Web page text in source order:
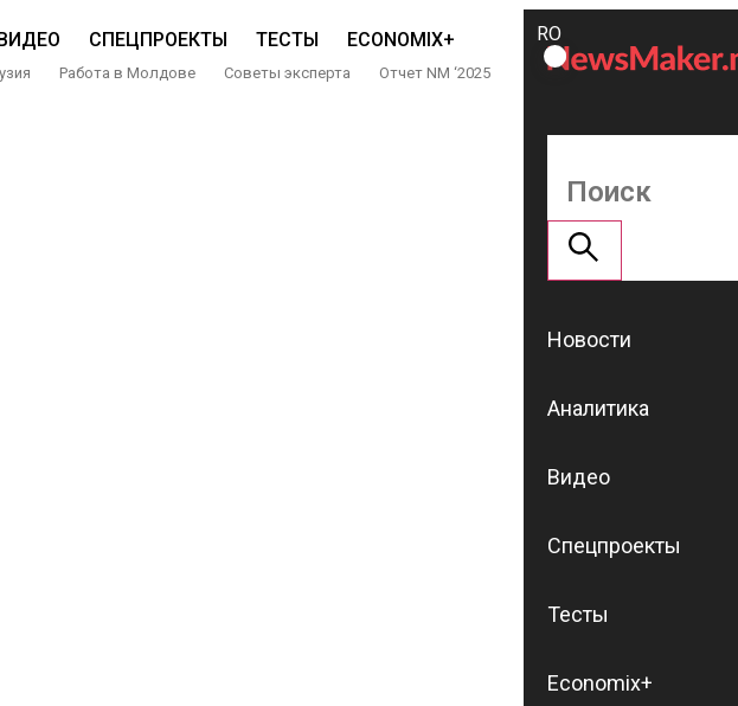
СПЕЦПРОЕКТЫ ТЕСТЫ ECONOMIX+
Работа в Молдове Советы эксперта Отчет NM ‘2025
ROMÂNĂ
RU
Поддержать
NM
Новости
Аналитика
Видео
Спецпроекты
Тесты
Economix+